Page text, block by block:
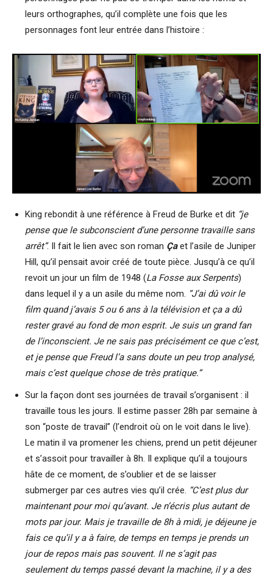
leurs orthographes, qu’il complète une fois que les
personnages font leur entrée dans l’histoire :
King rebondit à une référence à Freud de Burke et dit “je
pense que le subconscient d’une personne travaille sans
arrêt”. Il fait le lien avec son roman Çaet l’asile de Juniper
Hill, qu’il pensait avoir créé de toute pièce. Jusqu’à ce qu’il
revoit un jour un film de 1948 (La Fosse aux Serpents)
dans lequel il y a un asile du même nom. “J’ai dû voir le
film quand j’avais 5 ou 6 ans à la télévision et ça a dû
rester gravé au fond de mon esprit. Je suis un grand fan
de l’inconscient. Je ne sais pas précisément ce que c’est,
et je pense que Freud l’a sans doute un peu trop analysé,
mais c’est quelque chose de très pratique.”
Sur la façon dont ses journées de travail s’organisent : il
travaille tous les jours. Il estime passer 28h par semaine à
son “poste de travail” (l’endroit où on le voit dans le live).
Le matin il va promener les chiens, prend un petit déjeuner
et s’assoit pour travailler à 8h. Il explique qu’il a toujours
hâte de ce moment, de s’oublier et de se laisser
submerger par ces autres vies qu’il crée. “C’est plus dur
maintenant pour moi qu’avant. Je n’écris plus autant de
mots par jour. Mais je travaille de 8h à midi, je déjeune je
fais ce qu’il y a à faire, de temps en temps je prends un
jour de repos mais pas souvent. Il ne s’agit pas
seulement du temps passé devant la machine, il y a des